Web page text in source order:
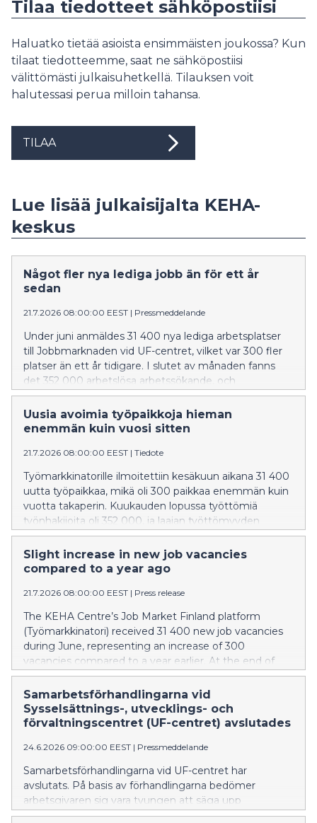
Tilaa tiedotteet sähköpostiisi
Haluatko tietää asioista ensimmäisten joukossa? Kun
tilaat tiedotteemme, saat ne sähköpostiisi
välittömästi julkaisuhetkellä. Tilauksen voit
halutessasi perua milloin tahansa.
TILAA
Lue lisää julkaisijalta KEHA-
keskus
Något fler nya lediga jobb än för ett år
sedan
21.7.2026 08:00:00 EEST | Pressmeddelande
Under juni anmäldes 31 400 nya lediga arbetsplatser
till Jobbmarknaden vid UF-centret, vilket var 300 fler
platser än ett år tidigare. I slutet av månaden fanns
det 352 000 arbetslösa arbetssökande, och
sammanlagt 416 200 personer omfattades av den
breda arbetslösheten. Uppgifterna framgår av
Sysselsättnings-, utvecklings- och förvaltningscentrets
Uusia avoimia työpaikkoja hieman
enemmän kuin vuosi sitten
21.7.2026 08:00:00 EEST | Tiedote
Työmarkkinatorille ilmoitettiin kesäkuun aikana 31 400
uutta työpaikkaa, mikä oli 300 paikkaa enemmän kuin
vuotta takaperin. Kuukauden lopussa työttömiä
työnhakijoita oli 352 000, ja laajan työttömyyden
piirissä oli 416 200 henkilöä. Tiedot perustuvat
Työllisyys-, kehittämis- ja hallintokeskuksen (KEHA-
keskus) Työllisyyskatsaukseen.
Slight increase in new job vacancies
compared to a year ago
21.7.2026 08:00:00 EEST | Press release
The KEHA Centre’s Job Market Finland platform
(Työmarkkinatori) received 31 400 new job vacancies
during June, representing an increase of 300
vacancies compared to a year earlier. At the end of
the month, there were 352,000 unemployed
jobseekers, while 416,200 people were included in the
broad measure of unemployment. The figures are
based on the Employment Bulletin published by the
(KEHA Centre).
Samarbetsförhandlingarna vid
Sysselsättnings-, utvecklings- och
förvaltningscentret (UF-centret) avslutades
24.6.2026 09:00:00 EEST | Pressmeddelande
Samarbetsförhandlingarna vid UF-centret har
avslutats. På basis av förhandlingarna bedömer
arbetsgivaren sig vara tvungen att säga upp
sammanlagt 71 personer.